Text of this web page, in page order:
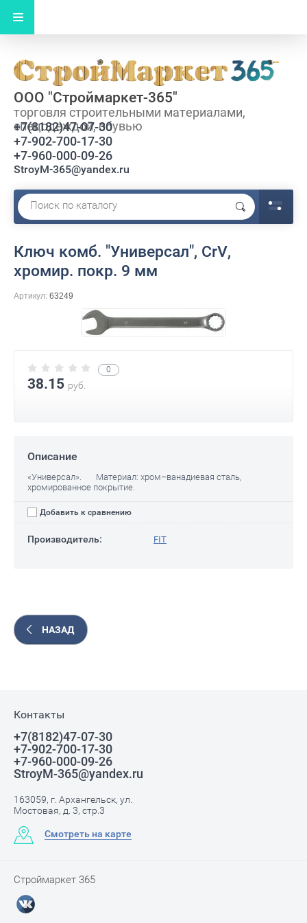
ООО "Строймаркет-365"
торговля строительными материалами,
спецодеждой, обувью
+7(8182)47-07-30
+7-902-700-17-30
+7-960-000-09-26
StroyM-365@yandex.ru
Ключ комб. "Универсал", CrV,
хромир. покр. 9 мм
Артикул: 63249
0
38.15 руб.
Описание
«Универсал». Материал: хром–ванадиевая сталь,
хромированное покрытие.
Добавить к сравнению
Производитель: FIT
НАЗАД
Контакты
+7(8182)47-07-30
+7-902-700-17-30
+7-960-000-09-26
StroyM-365@yandex.ru
163059, г. Архангельск, ул.
Мостовая, д. 3, стр.3
Смотреть на карте
Строймаркет 365